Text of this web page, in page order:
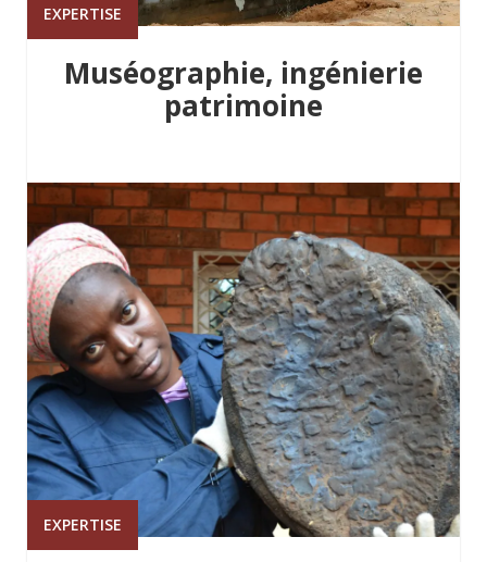
EXPERTISE
Muséographie, ingénierie
patrimoine
EXPERTISE